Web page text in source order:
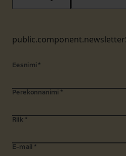
Eesnimi *
Perekonnanimi *
Riik *
E-mail *